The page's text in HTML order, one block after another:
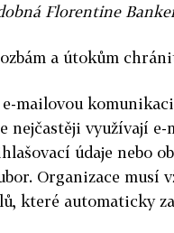
Florentine
a útokům
e-mailovou
nejčastěji využívají
údaje nebo
Organizace musí
které automaticky